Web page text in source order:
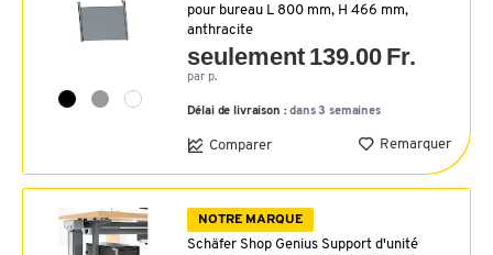
pour bureau L 800 mm, H 466 mm,
anthracite
seulement 139.00 Fr.
par p.
Délai de livraison :dans 3 semaines
Comparer Remarquer
NOTRE MARQUE
Schäfer Shop Genius Support d'unité